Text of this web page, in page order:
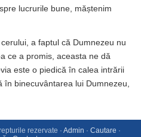
lucrurile bune, măștenim
a faptul că Dumnezeu nu
ce a promis, aceasta ne dă
este o piedică în calea intrării
în binecuvântarea lui Dumnezeu,
rezervate · Admin · Cautare ·